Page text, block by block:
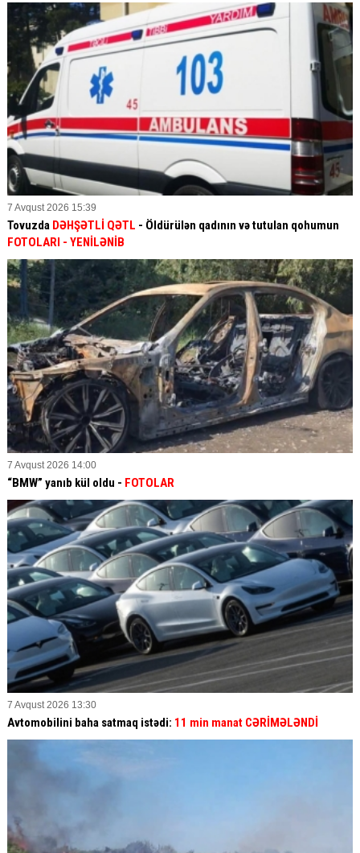
7 Avqust 2026 15:39
Tovuzda DƏHŞƏTLİ QƏTL - Öldürülən qadının və tutulan qohumun
FOTOLARI - YENİLƏNİB
7 Avqust 2026 14:00
“BMW” yanıb kül oldu - FOTOLAR
7 Avqust 2026 13:30
Avtomobilini baha satmaq istədi: 11 min manat CƏRİMƏLƏNDİ